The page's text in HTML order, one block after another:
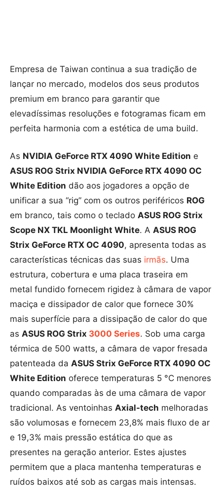
Empresa de Taiwan continua a sua tradição de
lançar no mercado, modelos dos seus produtos
premium em branco para garantir que
elevadíssimas resoluções e fotogramas ficam em
perfeita harmonia com a estética de uma build.
As NVIDIA GeForce RTX 4090 White Edition e
ASUS ROG Strix NVIDIA GeForce RTX 4090 OC
White Edition dão aos jogadores a opção de
unificar a sua “rig” com os outros periféricos ROG
em branco, tais como o teclado ASUS ROG Strix
Scope NX TKL Moonlight White. A ASUS ROG
Strix GeForce RTX OC 4090, apresenta todas as
características técnicas das suas irmãs. Uma
estrutura, cobertura e uma placa traseira em
metal fundido fornecem rigidez à câmara de vapor
maciça e dissipador de calor que fornece 30%
mais superfície para a dissipação de calor do que
as ASUS ROG Strix 3000 Series. Sob uma carga
térmica de 500 watts, a câmara de vapor fresada
patenteada da ASUS Strix GeForce RTX 4090 OC
White Edition oferece temperaturas 5 °C menores
quando comparadas às de uma câmara de vapor
tradicional. As ventoinhas Axial-tech melhoradas
são volumosas e fornecem 23,8% mais fluxo de ar
e 19,3% mais pressão estática do que as
presentes na geração anterior. Estes ajustes
permitem que a placa mantenha temperaturas e
ruídos baixos até sob as cargas mais intensas.